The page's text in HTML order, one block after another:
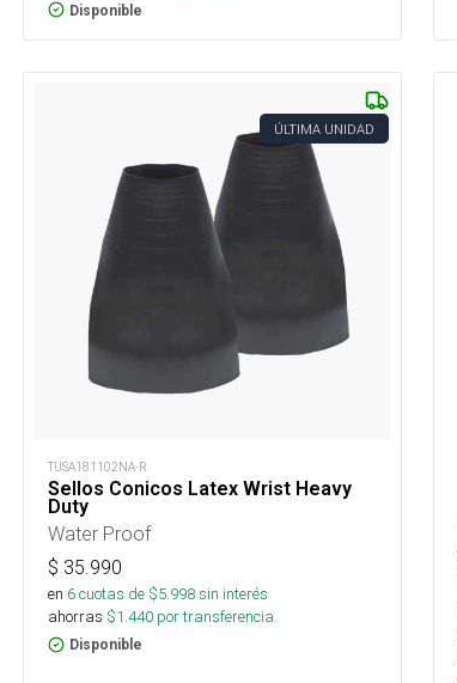
Disponible
ÚLTIMA UNIDAD
TUSA181102NA-R
Sellos Conicos Latex Wrist Heavy
Duty
Water Proof
$ 35.990
en 6cuotas de $5.998sin interés
ahorras $1.440 por transferencia.
Disponible